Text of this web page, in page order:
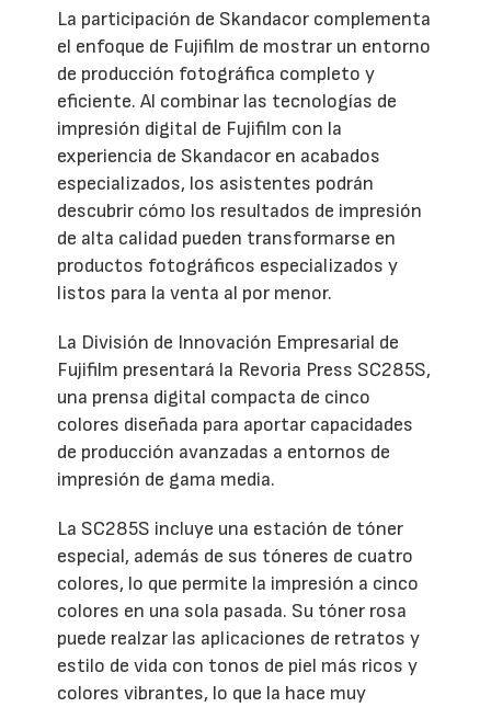
La participación de Skandacor complementa
el enfoque de Fujifilm de mostrar un entorno
de producción fotográfica completo y
eficiente. Al combinar las tecnologías de
impresión digital de Fujifilm con la
experiencia de Skandacor en acabados
especializados, los asistentes podrán
descubrir cómo los resultados de impresión
de alta calidad pueden transformarse en
productos fotográficos especializados y
listos para la venta al por menor.
La División de Innovación Empresarial de
Fujifilm presentará la Revoria Press SC285S,
una prensa digital compacta de cinco
colores diseñada para aportar capacidades
de producción avanzadas a entornos de
impresión de gama media.
La SC285S incluye una estación de tóner
especial, además de sus tóneres de cuatro
colores, lo que permite la impresión a cinco
colores en una sola pasada. Su tóner rosa
puede realzar las aplicaciones de retratos y
estilo de vida con tonos de piel más ricos y
colores vibrantes, lo que la hace muy